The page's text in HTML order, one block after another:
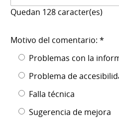
Quedan 128 caracter(es)
Motivo del comentario: *
Problemas con la
Problema de
Falla técnica
Sugerencia de mejora